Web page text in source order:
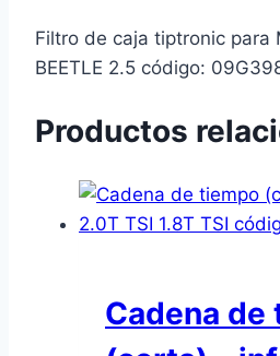
Filtro de caja tiptronic para
BEETLE 2.5 código:
Productos
Cadena de